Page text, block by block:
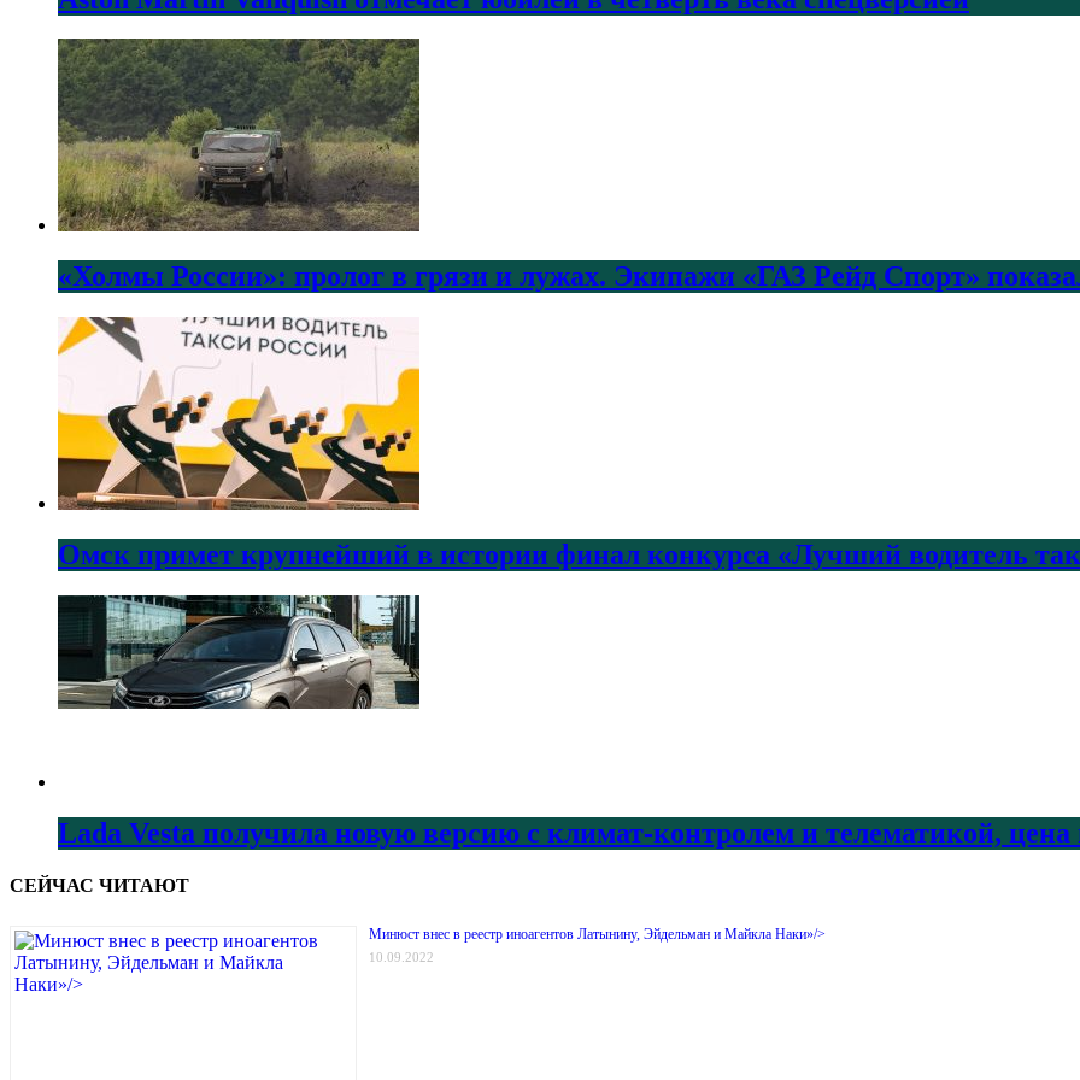
«Холмы России»: пролог в грязи и лужах. Экипажи «ГАЗ Рейд Спорт»
Омск примет крупнейший в истории финал конкурса «Лучший водитель
Lada Vesta получила новую версию с климат-контролем и телематикой, цена
СЕЙЧАС ЧИТАЮТ
Минюст внес в реестр иноагентов Латынину, Эйдельман и Майкла Наки»/>
10.09.2022